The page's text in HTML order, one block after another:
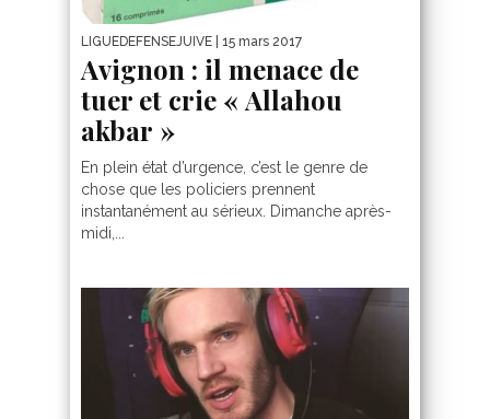
LIGUEDEFENSEJUIVE | 15 mars 2017
Avignon : il menace de
tuer et crie « Allahou
akbar »
En plein état d’urgence, c’est le genre de
chose que les policiers prennent
instantanément au sérieux. Dimanche après-
midi,...